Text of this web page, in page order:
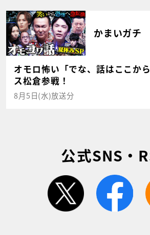
かまいガチ
オモロ怖い「でな、話はここか
ス松倉参戦！
8月5日(水)放送分
公式SNS・
twitter